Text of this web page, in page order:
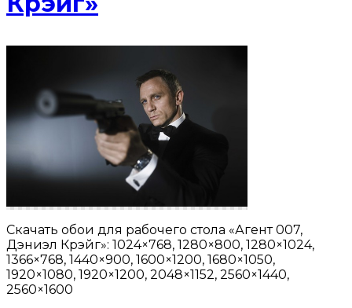
Скачать обои для рабочего стола «Агент 007,
Дэниэл Крэйг»: 1024×768, 1280×800, 1280×1024,
1366×768, 1440×900, 1600×1200, 1680×1050,
1920×1080, 1920×1200, 2048×1152, 2560×1440,
2560×1600